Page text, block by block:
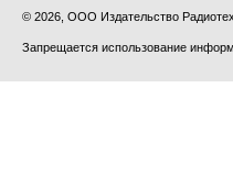
© 2026, ООО Издательство
Запрещается использование